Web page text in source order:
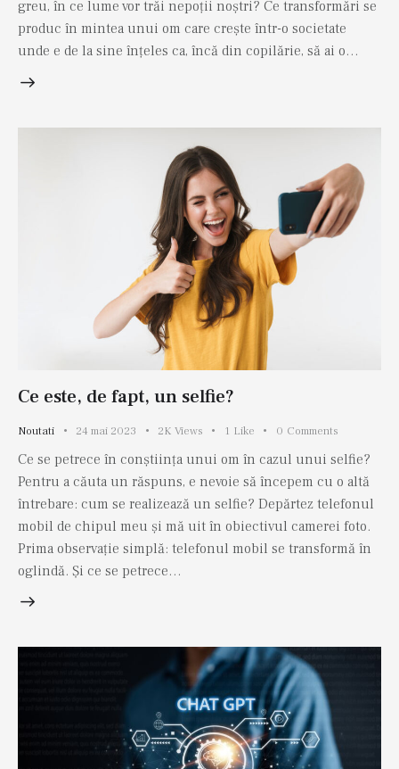
greu, în ce lume vor trăi nepoții noștri? Ce transformări se
produc în mintea unui om care crește într-o societate
unde e de la sine înțeles ca, încă din copilărie, să ai o…
Ce este, de fapt, un selfie?
Noutati 24 mai 2023 2K Views 1 Like 0 Comments
Ce se petrece în conștiința unui om în cazul unui selfie?
Pentru a căuta un răspuns, e nevoie să începem cu o altă
întrebare: cum se realizează un selfie? Depărtez telefonul
mobil de chipul meu și mă uit în obiectivul camerei foto.
Prima observație simplă: telefonul mobil se transformă în
oglindă. Și ce se petrece…